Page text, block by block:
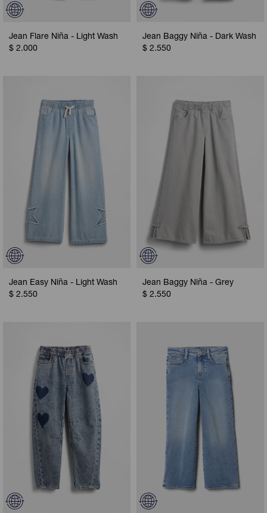
Jean Flare Niña - Light Wash
$ 2.000
Jean Baggy Niña - Dark Wash
$ 2.550
Jean Easy Niña - Light Wash
$ 2.550
Jean Baggy Niña - Grey
$ 2.550